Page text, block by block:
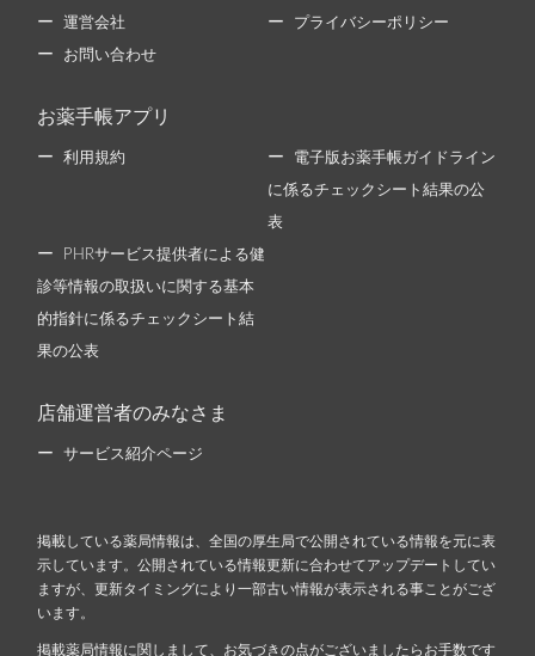
運営会社 プライバシーポリシー
お問い合わせ
お薬手帳アプリ
利用規約 電子版お薬手帳ガイドライン
に係るチェックシート結果の公
表
PHRサービス提供者による健
診等情報の取扱いに関する基本
的指針に係るチェックシート結
果の公表
店舗運営者のみなさま
サービス紹介ページ
掲載している薬局情報は、全国の厚生局で公開されている情報を元に表
示しています。公開されている情報更新に合わせてアップデートしてい
ますが、更新タイミングにより一部古い情報が表示される事ことがござ
います。
掲載薬局情報に関しまして、お気づきの点がございましたらお手数です